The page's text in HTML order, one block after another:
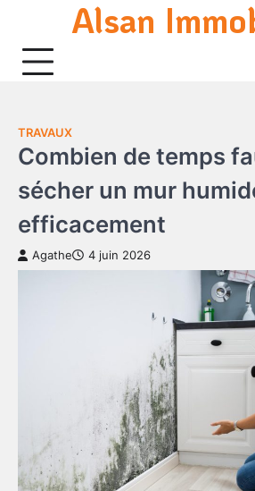
content
Alsan
TRAVAUX
Combien de temps
sécher un mur
efficacement
Agathe 4 juin 2026